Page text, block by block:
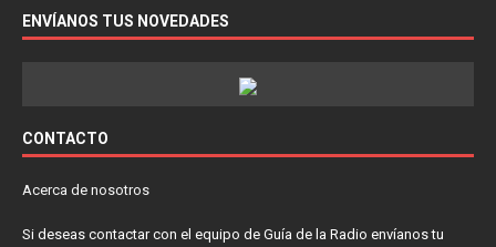
ENVÍANOS TUS NOVEDADES
CONTACTO
Acerca de nosotros
Si deseas contactar con el equipo de Guía de la Radio envíanos tu